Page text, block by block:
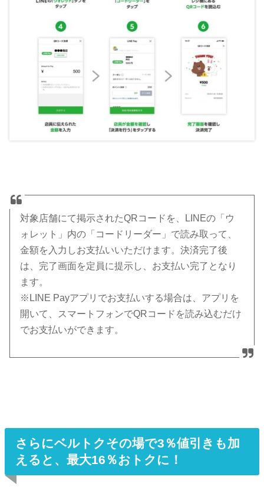
対象店舗にて掲示されたQRコードを、LINEの「ウ
ォレット」内の「コードリーダー」で読み取って、
金額を入力しお支払いいただけます。決済完了後
は、完了画面を定員に提示し、お支払い完了となり
ます。
※LINE Payアプリでお支払いする場合は、アプリを
開いて、スマートフォンでQRコードを読み込むだけ
でお支払いができます。
さらにベルトクその場で3％値引きも加
えると、最大16％おトクに！